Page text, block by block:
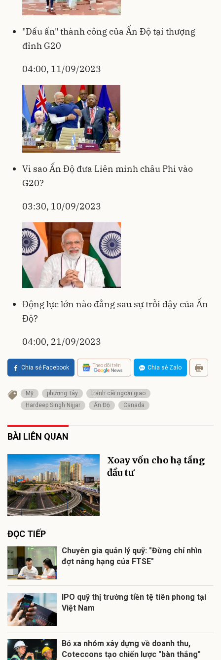
"Dấu ấn" thành công của Ấn Độ tại thượng
đỉnh G20
04:00, 11/09/2023
Vì sao Ấn Độ đưa Liên minh châu Phi vào
G20?
03:30, 10/09/2023
Động lực lớn nào đằng sau sự trỗi dậy của Ấn
Độ?
04:00, 21/09/2023
Chia sẻ Facebook Theo dõi trên Chia sẻ Zalo
Mỹ phương Tây
tranh cãi ngoại giao
Hardeep Singh Nijjar
Ấn Độ Canada
BÀI LIÊN QUAN
Xoay vốn cho hạ tầng
đầu tư
ĐỌC TIẾP
Chuyên gia quản lý quỹ: "Đừng chỉ nhìn
đợt nâng hạng của FTSE"
IPO quỹ thị trường tiền tệ tiên phong tại
Việt Nam
Bỏ xa nhóm xây dựng về doanh thu,
Coteccons tạo chiến lược "bàn thắng"